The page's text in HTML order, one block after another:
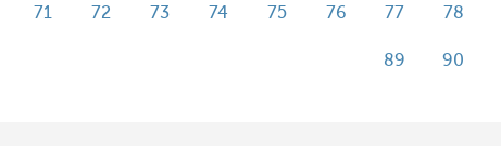
71 72 73 74 75 76 77 78
89 90